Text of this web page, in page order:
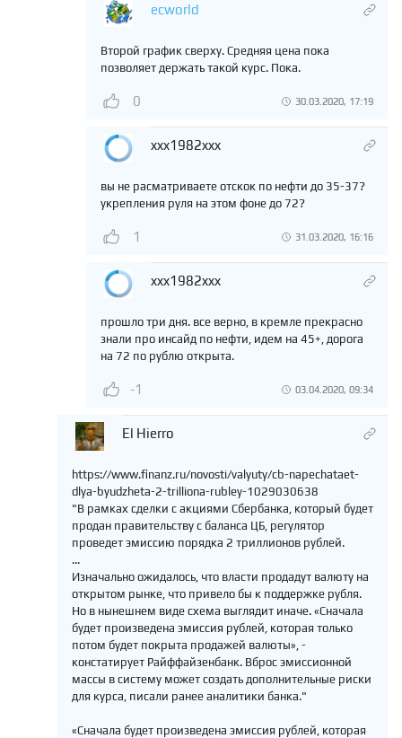
ecworld
Второй график сверху. Средняя цена пока
позволяет держать такой курс. Пока.
0 30.03.2020, 17:19
xxx1982xxx
вы не расматриваете отскок по нефти до 35-37?
укрепления руля на этом фоне до 72?
1 31.03.2020, 16:16
xxx1982xxx
прошло три дня. все верно, в кремле прекрасно
знали про инсайд по нефти, идем на 45+, дорога
на 72 по рублю открыта.
-1 03.04.2020, 09:34
El Hierro
https://www.finanz.ru/novosti/valyuty/cb-napechataet-
dlya-byudzheta-2-trilliona-rubley-1029030638
"В рамках сделки с акциями Сбербанка, который будет
продан правительству с баланса ЦБ, регулятор
проведет эмиссию порядка 2 триллионов рублей.
...
Изначально ожидалось, что власти продадут валюту на
открытом рынке, что привело бы к поддержке рубля.
Но в нынешнем виде схема выглядит иначе. «Сначала
будет произведена эмиссия рублей, которая только
потом будет покрыта продажей валюты», -
констатирует Райффайзенбанк. Вброс эмиссионной
массы в систему может создать дополнительные риски
для курса, писали ранее аналитики банка."
«Сначала будет произведена эмиссия рублей, которая